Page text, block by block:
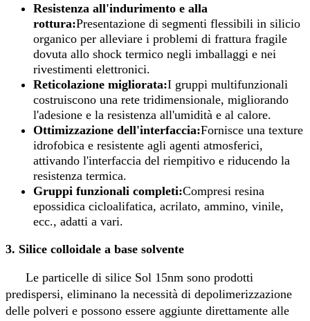
Resistenza all'indurimento e alla
rottura:Presentazione di segmenti flessibili in silicio
organico per alleviare i problemi di frattura fragile
dovuta allo shock termico negli imballaggi e nei
rivestimenti elettronici.
Reticolazione migliorata:I gruppi multifunzionali
costruiscono una rete tridimensionale, migliorando
l'adesione e la resistenza all'umidità e al calore.
Ottimizzazione dell'interfaccia:Fornisce una texture
idrofobica e resistente agli agenti atmosferici,
attivando l'interfaccia del riempitivo e riducendo la
resistenza termica.
Gruppi funzionali completi:Compresi resina
epossidica cicloalifatica, acrilato, ammino, vinile,
ecc., adatti a vari.
3. Silice colloidale a base solvente
Le particelle di silice Sol 15nm sono prodotti
predispersi, eliminano la necessità di depolimerizzazione
delle polveri e possono essere aggiunte direttamente alle